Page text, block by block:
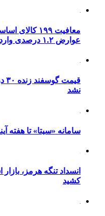
معافیت ۱۹۹
عوارض ۱.۲ درصدی واردات
نشد
سامانه «سیتا» تا هفته
انسداد تنگه هرمز،
کشید